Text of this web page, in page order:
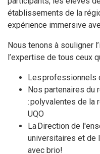
établissements de la
expérience immersive
Nous tenons à souligner
l’expertise de tous ceux
Les professionnels
Nos partenaires du
: polyvalentes de la
UQO
La Direction de
universitaires et de
avec brio!